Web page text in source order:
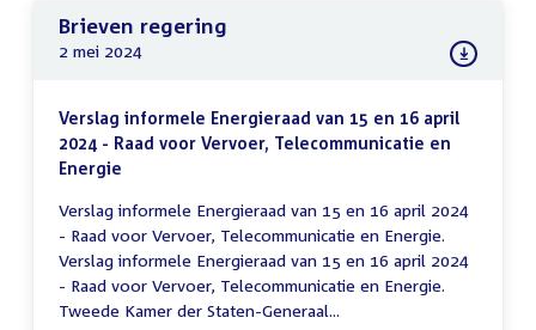
Brieven regering
2 mei 2024
Verslag informele Energieraad van 15 en 16 april
2024 - Raad voor Vervoer, Telecommunicatie en
Energie
Verslag informele Energieraad van 15 en 16 april 2024
- Raad voor Vervoer, Telecommunicatie en Energie.
Verslag informele Energieraad van 15 en 16 april 2024
- Raad voor Vervoer, Telecommunicatie en Energie.
Tweede Kamer der Staten-Generaal...